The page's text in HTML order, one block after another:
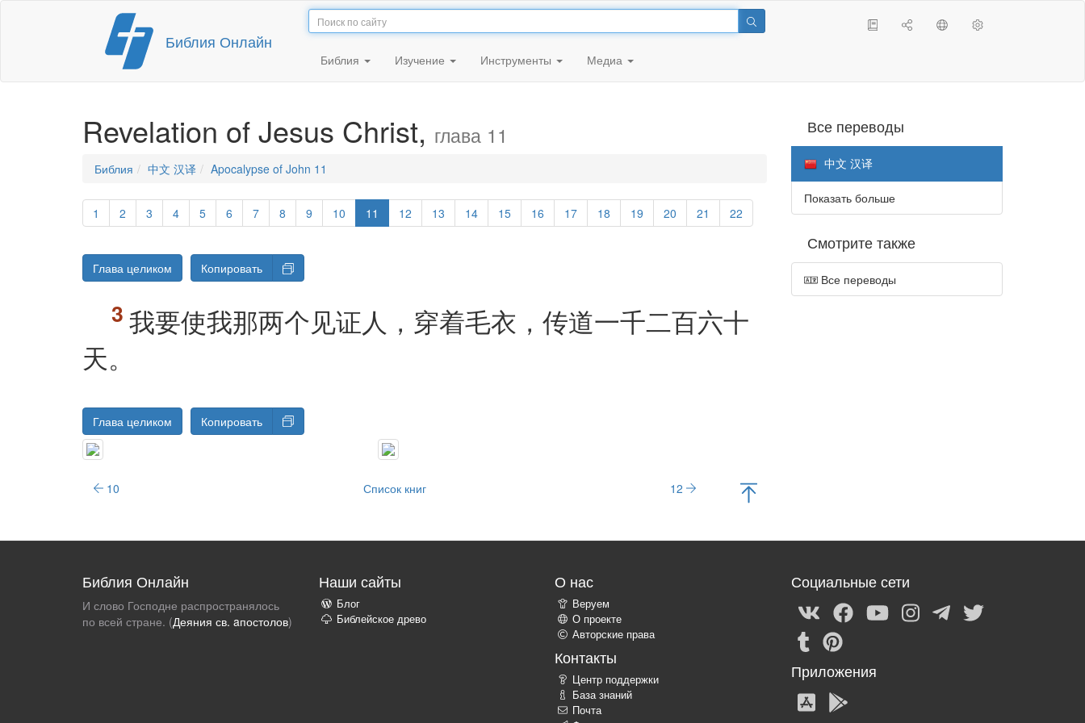
Перейти
содержимому
Библия Онлайн
Библия Изучение Инструменты Медиа
Revelation of Jesus Christ, глава 11
Библия 中文 汉译 Apocalypse of John 11
1 2 3 4 5 6 7 8 9 10 11 12 13 14 15 16 17 18 19 20 21 22
Глава целиком Копировать
我要使我那两个见证人，穿着毛衣，传道一千二百六十
天。
Глава целиком Копировать
10 Список книг 12
Все переводы
中文 汉译
Показать больше
Смотрите также
Все переводы
Библия Онлайн
И слово Господне распространялось
по всей стране. (Деяния св. aпостолов)
Наши сайты
Блог
Библейское древо
О нас
Веруем
О проекте
Авторские права
Контакты
Центр поддержки
База знаний
Почта
Социальные сети
Приложения